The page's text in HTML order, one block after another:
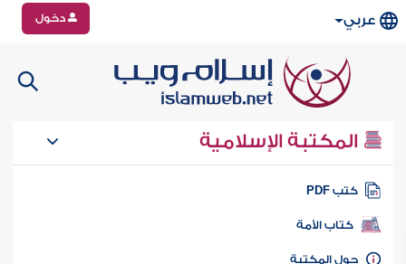
عربي دخول
المكتبة الإسلامية
كتب PDF
كتاب الأمة